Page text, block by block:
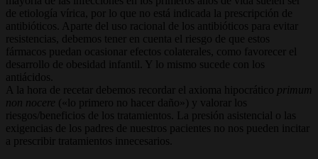
de etiología vírica, por lo que no está indicada la prescripción de
antibióticos. Aparte del uso racional de los antibióticos para evitar
resistencias, debemos tener en cuenta el riesgo de que estos
fármacos puedan ocasionar efectos colaterales, como favorecer el
desarrollo de obesidad infantil. Y lo mismo sucede con los
antiácidos.
A la hora de recetar debemos recordar el axioma hipocrático primum
non nocere («lo primero no hacer daño») y valorar los
riesgos/beneficios de los tratamientos. La presión asistencial o las
exigencias de los padres de nuestros pacientes no nos pueden incitar
a prescribir tratamientos innecesarios.